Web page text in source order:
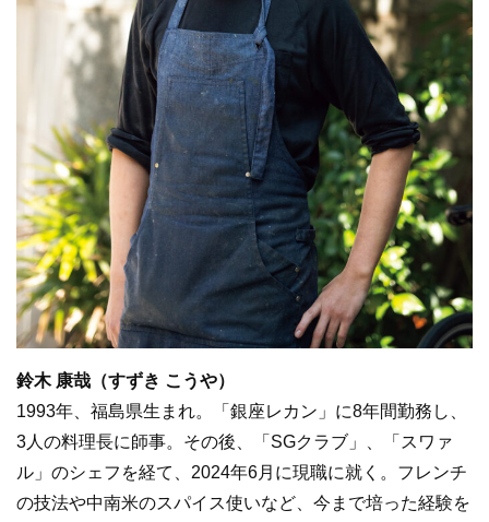
鈴木 康哉（すずき こうや）
1993年、福島県生まれ。「銀座レカン」に8年間勤務し、
3人の料理長に師事。その後、「SGクラブ」、「スワァ
ル」のシェフを経て、2024年6月に現職に就く。フレンチ
の技法や中南米のスパイス使いなど、今まで培った経験を